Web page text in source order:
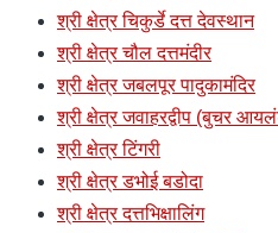
श्री क्षेत्र चिकुर्डे दत्त देवस्थान
श्री क्षेत्र चौल दत्तमंदीर
श्री क्षेत्र जबलपूर पादुकामंदिर
श्री क्षेत्र जवाहरद्वीप (बुचर
श्री क्षेत्र टिंगरी
श्री क्षेत्र डभोई बडोदा
श्री क्षेत्र दत्तभिक्षालिंग